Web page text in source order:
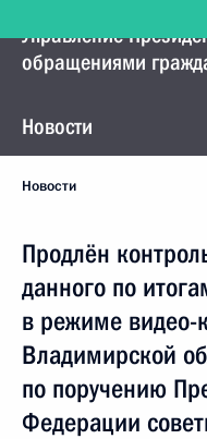
Управление
обращениями
Новости
Новости
Продлён
данного по
в режиме видео-
Владимирской
по поручению
Федерации